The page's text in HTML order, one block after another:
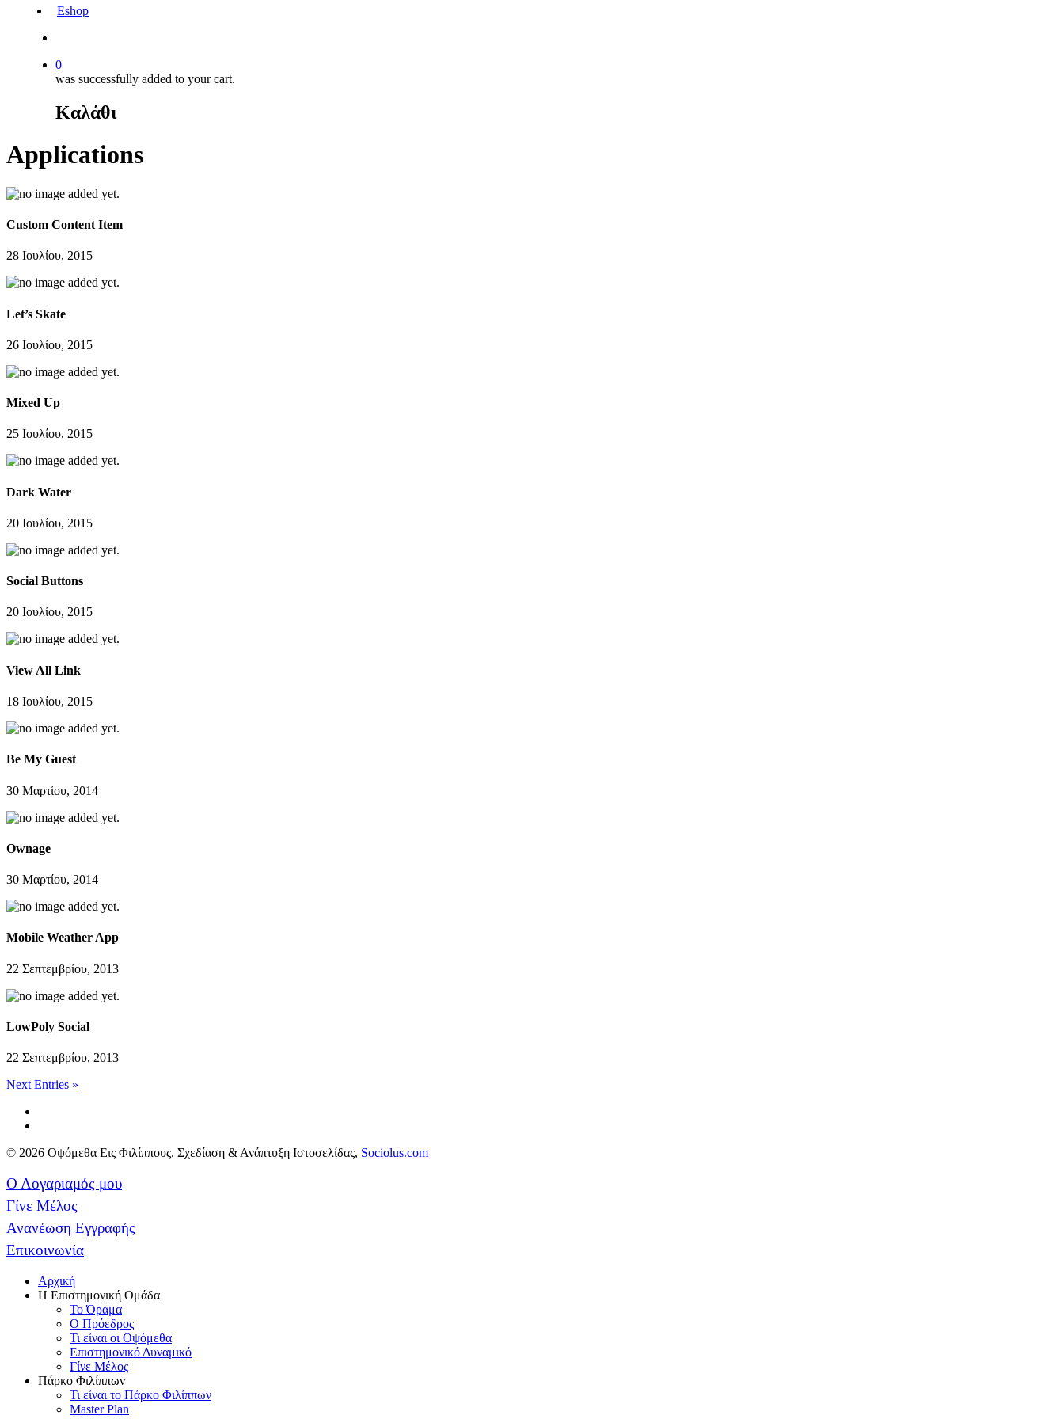
Eshop
0
was successfully added to your cart.
Καλάθι
Applications
Custom Content Item
28 Ιουλίου, 2015
Let’s Skate
26 Ιουλίου, 2015
Mixed Up
25 Ιουλίου, 2015
Dark Water
20 Ιουλίου, 2015
Social Buttons
20 Ιουλίου, 2015
View All Link
18 Ιουλίου, 2015
Be My Guest
30 Μαρτίου, 2014
Ownage
30 Μαρτίου, 2014
Mobile Weather App
22 Σεπτεμβρίου, 2013
LowPoly Social
22 Σεπτεμβρίου, 2013
Next Entries »
© 2026 Οψόμεθα Εις Φιλίππους. Σχεδίαση & Ανάπτυξη Ιστοσελίδας, Sociolus.com
Ο Λογαριαμός μου
Γίνε Μέλος
Ανανέωση Εγγραφής
Επικοινωνία
Αρχική
Η Επιστημονική Ομάδα
Το Όραμα
Ο Πρόεδρος
Τι είναι οι Οψόμεθα
Επιστημονικό Δυναμικό
Γίνε Μέλος
Πάρκο Φιλίππων
Τι είναι το Πάρκο Φιλίππων
Master Plan